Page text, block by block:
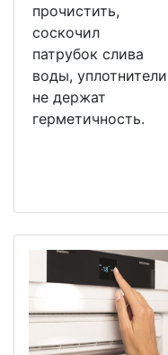
прочистить,
соскочил
патрубок слива
воды, уплотнители
не держат
герметичность.